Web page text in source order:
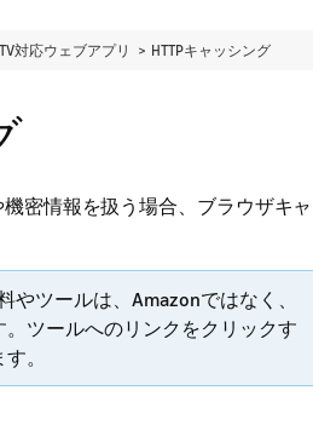
対応ウェブアプリ > HTTPキャッシング
密情報を扱う場合、ブラウザキャ
ツールは、Amazonではなく、
ツールへのリンクをクリックす
。